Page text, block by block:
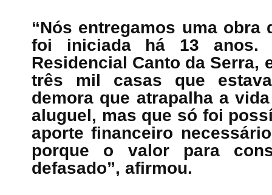
“Nós entregamos uma obra
foi iniciada há 13
Residencial Canto da Serra,
três mil casas que
demora que atrapalha a
aluguel, mas que só foi
aporte financeiro
porque o valor para
defasado”, afirmou.